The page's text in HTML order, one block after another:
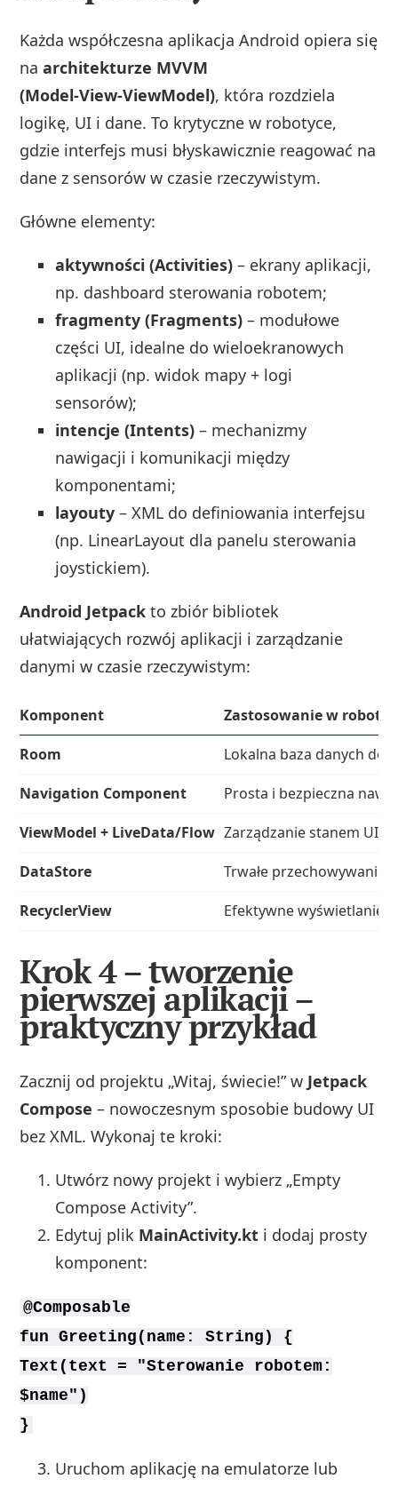
Każda współczesna aplikacja Android opiera się
naarchitekturze MVVM
(Model‑View‑ViewModel), która rozdziela
logikę, UI i dane. To krytyczne w robotyce,
gdzie interfejs musi błyskawicznie reagować na
dane z sensorów w czasie rzeczywistym.
Główne elementy:
aktywności (Activities) – ekrany aplikacji,
np. dashboard sterowania robotem;
fragmenty (Fragments) – modułowe
części UI, idealne do wieloekranowych
aplikacji (np. widok mapy + logi
sensorów);
intencje (Intents) – mechanizmy
nawigacji i komunikacji między
komponentami;
layouty – XML do definiowania interfejsu
(np. LinearLayout dla panelu sterowania
joystickiem).
Android Jetpack to zbiór bibliotek
ułatwiających rozwój aplikacji i zarządzanie
danymi w czasie rzeczywistym:
Komponent
Zastosowanie w
Room
Lokalna baza danych do
Navigation Component
Prosta i bezpieczna
ViewModel + LiveData/Flow Zarządzanie stanem UI i
DataStore
Trwałe przechowywanie
RecyclerView
Efektywne wyświetlanie
Krok 4 – tworzenie
pierwszej aplikacji –
praktyczny przykład
Zacznij od projektu „Witaj, świecie!” w Jetpack
Compose – nowoczesnym sposobie budowy UI
bez XML. Wykonaj te kroki:
Utwórz nowy projekt i wybierz „Empty
Compose Activity”.
Edytuj plik MainActivity.kt i dodaj prosty
komponent:
@Composable
fun Greeting(name: String) {
Text(text = "Sterowanie robotem:
$name")
}
Uruchom aplikację na emulatorze lub